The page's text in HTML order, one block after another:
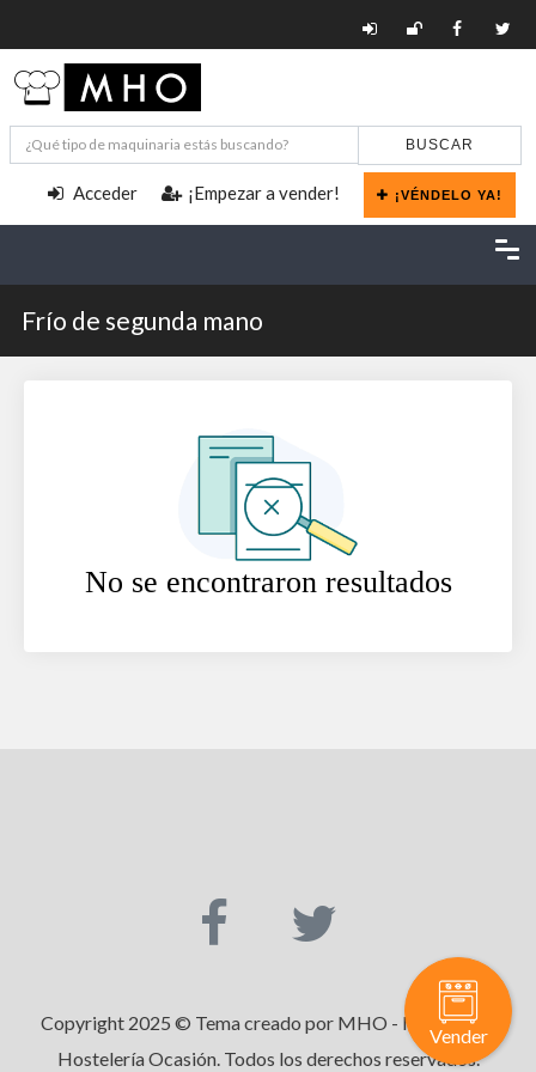
BUSCAR
Acceder ¡Empezar a vender! ¡VÉNDELO YA!
Frío de segunda mano
No se encontraron resultados
Copyright 2025 © Tema creado por MHO - Maquinaria
Hostelería Ocasión. Todos los derechos reservados.
Vender